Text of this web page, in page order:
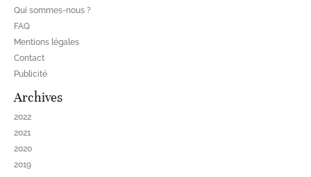
Qui sommes-nous ?
FAQ
Mentions légales
Contact
Publicité
Archives
2022
2021
2020
2019